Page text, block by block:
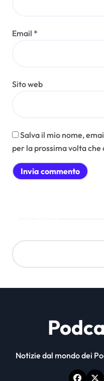
Email *
Sito web
Salva il mio nome,
per la prossima volta
Notizie dal mondo dei